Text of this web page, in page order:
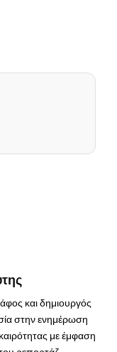
και δημιουργός
στην ενημέρωση
με έμφαση